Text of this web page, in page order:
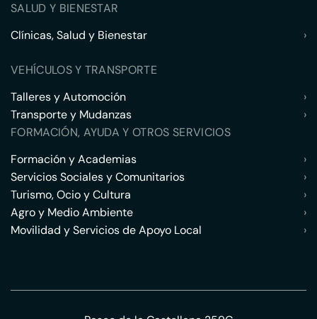
SALUD Y BIENESTAR
Clínicas, Salud y Bienestar
›
VEHÍCULOS Y TRANSPORTE
Talleres y Automoción
›
Transporte y Mudanzas
›
FORMACIÓN, AYUDA Y OTROS SERVICIOS
Formación y Academias
›
Servicios Sociales y Comunitarios
›
Turismo, Ocio y Cultura
›
Agro y Medio Ambiente
›
Movilidad y Servicios de Apoyo Local
›